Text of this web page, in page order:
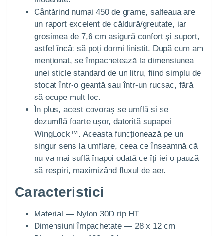
Cântărind numai 450 de grame, salteaua are
un raport excelent de căldură/greutate, iar
grosimea de 7,6 cm asigură confort și suport,
astfel încât să poți dormi liniștit. După cum am
menționat, se împachetează la dimensiunea
unei sticle standard de un litru, fiind simplu de
stocat într-o geantă sau într-un rucsac, fără
să ocupe mult loc.
În plus, acest covoraș se umflă și se
dezumflă foarte ușor, datorită supapei
WingLock™. Aceasta funcționează pe un
singur sens la umflare, ceea ce înseamnă că
nu va mai suflă înapoi odată ce îți iei o pauză
să respiri, maximizând fluxul de aer.
Caracteristici
Material — Nylon 30D rip HT
Dimensiuni împachetate — 28 x 12 cm